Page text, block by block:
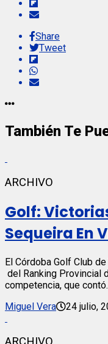
Share
Tweet
También Te
ARCHIVO
Golf:
Sequeira En
El Córdoba Golf Club
del Ranking Provincial
competencia, que
Miguel Vera
24 julio,